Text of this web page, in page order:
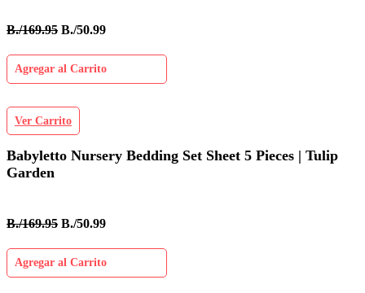
B./169.95 B./50.99
Agregar al Carrito
Ver Carrito
Babyletto Nursery Bedding Set Sheet 5 Pieces | Tulip
Garden
B./169.95 B./50.99
Agregar al Carrito